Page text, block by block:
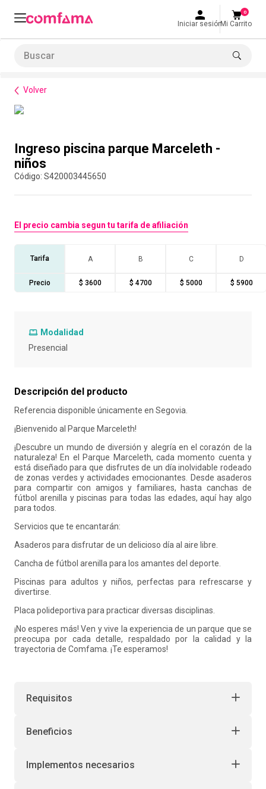
Iniciar sesiónMi Carrito
0
Volver
Ingreso piscina parque Marceleth -
niños
: S420003445650
El precio cambia segun tu tarifa de afiliación
Tarifa A B C D
Precio $ 3600 $ 4700 $ 5000 $ 5900
Modalidad
Presencial
Descripción del producto
Referencia disponible únicamente en Segovia.
¡Bienvenido al Parque Marceleth!
¡Descubre un mundo de diversión y alegría en el corazón de la
naturaleza! En el Parque Marceleth, cada momento cuenta y
está diseñado para que disfrutes de un día inolvidable rodeado
de zonas verdes y actividades emocionantes. Desde asaderos
para compartir con amigos y familiares, hasta canchas de
fútbol arenilla y piscinas para todas las edades, aquí hay algo
para todos.
Servicios que te encantarán:
Asaderos para disfrutar de un delicioso día al aire libre.
Cancha de fútbol arenilla para los amantes del deporte.
Piscinas para adultos y niños, perfectas para refrescarse y
divertirse.
Placa polideportiva para practicar diversas disciplinas.
¡No esperes más! Ven y vive la experiencia de un parque que se
preocupa por cada detalle, respaldado por la calidad y la
trayectoria de Comfama. ¡Te esperamos!
Requisitos
Beneficios
Implementos necesarios
7.
refrigerio
talleres creativos
10. retiro laboral